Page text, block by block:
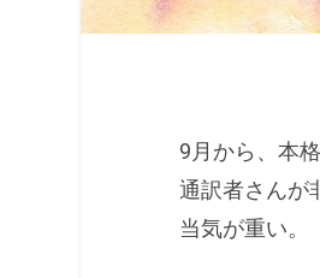
9月から、本
通訳者さんが
当気が重い。